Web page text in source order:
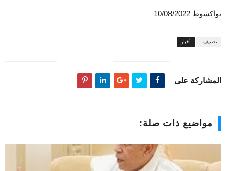
نواكشوط 10/08/2022
تصنيف : أخبار
المشاركة على
مواضيع ذات صلة: